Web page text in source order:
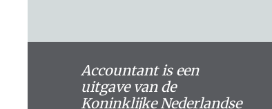
Accountant is een
uitgave van de
Koninklijke Nederlandse